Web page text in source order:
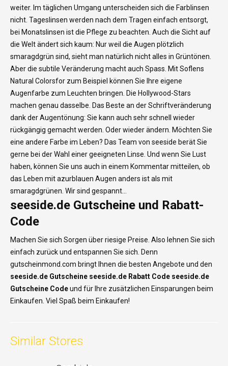
weiter. Im täglichen Umgang unterscheiden sich die Farblinsen
nicht. Tageslinsen werden nach dem Tragen einfach entsorgt,
bei Monatslinsen ist die Pflege zu beachten. Auch die Sicht auf
die Welt ändert sich kaum: Nur weil die Augen plötzlich
smaragdgrün sind, sieht man natürlich nicht alles in Grüntönen.
Aber die subtile Veränderung macht auch Spass. Mit Soflens
Natural Colorsfor zum Beispiel können Sie Ihre eigene
Augenfarbe zum Leuchten bringen. Die Hollywood-Stars
machen genau dasselbe. Das Beste an der Schriftveränderung
dank der Augentönung: Sie kann auch sehr schnell wieder
rückgängig gemacht werden. Oder wieder ändern. Möchten Sie
eine andere Farbe im Leben? Das Team von seeside berät Sie
gerne bei der Wahl einer geeigneten Linse. Und wenn Sie Lust
haben, können Sie uns auch in einem Kommentar mitteilen, ob
das Leben mit azurblauen Augen anders ist als mit
smaragdgrünen. Wir sind gespannt...
seeside.de Gutscheine und Rabatt-
Code
Machen Sie sich Sorgen über riesige Preise. Also lehnen Sie sich
einfach zurück und entspannen Sie sich. Denn
gutscheinmond.com bringt Ihnen die besten Angebote und den
seeside.de Gutscheine seeside.de Rabatt Code seeside.de
Gutscheine Codeund für Ihre zusätzlichen Einsparungen beim
Einkaufen. Viel Spaß beim Einkaufen!
Similar Stores